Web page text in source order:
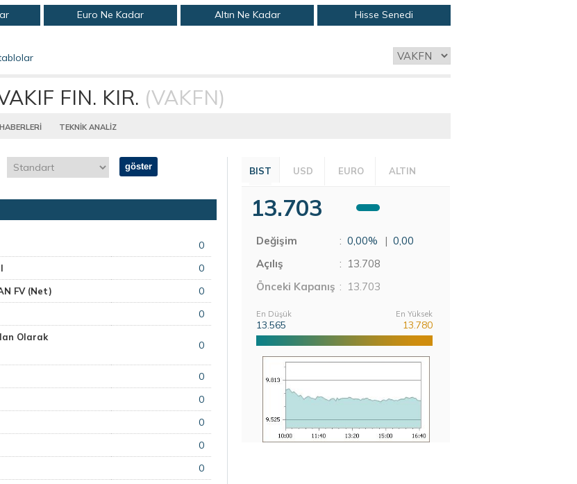
Euro Ne Kadar Altın Ne Kadar Hisse Senedi
FIN. KIR. (VAKFN)
TEKNİK ANALİZ
göster
0
0
FV (Net) 0
0
Olarak
0
0
0
0
0
0
BIST USD EURO ALTIN
13.703
Değişim : 0,00% | 0,00
Açılış
: 13.708
Önceki Kapanış : 13.703
En Düşük
13.565
En Yüksek
13.780